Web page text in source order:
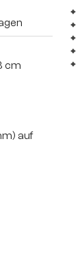
cm
auf